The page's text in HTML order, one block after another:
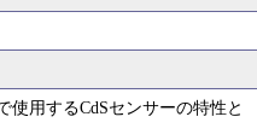
用するCdSセンサーの特性と